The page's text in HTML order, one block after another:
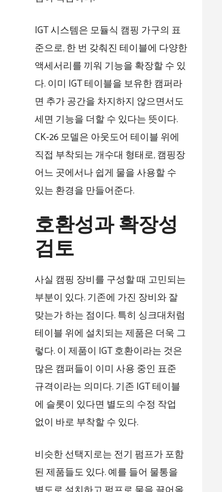
IGT 시스템은 모듈식 캠핑 가구의 표
준으로, 한 번 갖춰진 테이블에 다양한
액세서리를 끼워 기능을 확장할 수 있
다. 이미 IGT 테이블을 보유한 캠퍼라
면 추가 공간을 차지하지 않으면서도
세면 기능을 더할 수 있다는 뜻이다.
CK-26 모델은 아웃도어 테이블 위에
직접 부착되는 개수대 형태로, 캠핑장
어느 곳에서나 쉽게 물을 사용할 수
있는 환경을 만들어준다.
호환성과 확장성
검토
사실 캠핑 장비를 구성할 때 고민되는
부분이 있다. 기존에 가진 장비와 잘
맞는가 하는 점이다. 특히 싱크대처럼
테이블 위에 설치되는 제품은 더욱 그
렇다. 이 제품이 IGT 호환이라는 것은
많은 캠퍼들이 이미 사용 중인 표준
규격이라는 의미다. 기존 IGT 테이블
에 슬롯이 있다면 별도의 수정 작업
없이 바로 부착할 수 있다.
비슷한 선택지로는 전기 펌프가 포함
된 제품들도 있다. 예를 들어 물통을